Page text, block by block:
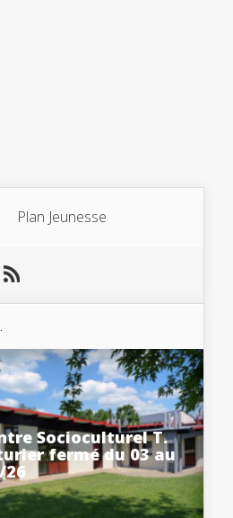
Plan Jeunesse
Socioculturel T.
fermé du 03 au
26